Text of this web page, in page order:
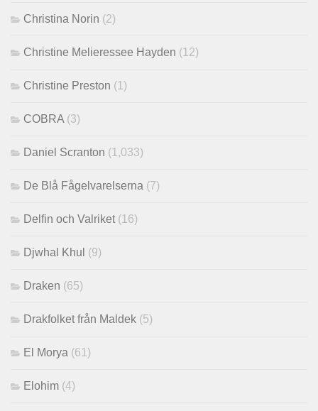
Christina Norin (2)
Christine Melieressee Hayden (12)
Christine Preston (1)
COBRA (3)
Daniel Scranton (1,033)
De Blå Fågelvarelserna (7)
Delfin och Valriket (16)
Djwhal Khul (9)
Draken (65)
Drakfolket från Maldek (5)
El Morya (61)
Elohim (4)